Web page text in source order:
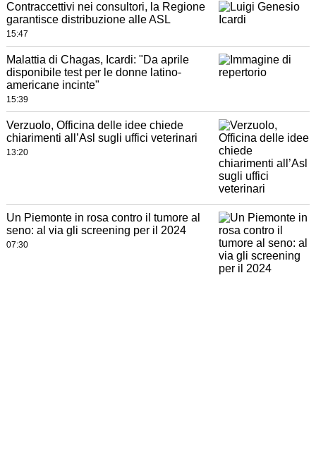
Contraccettivi nei consultori, la Regione
garantisce distribuzione alle ASL
15:47
Malattia di Chagas, Icardi: "Da aprile
disponibile test per le donne latino-
americane incinte"
15:39
Verzuolo, Officina delle idee chiede
chiarimenti all’Asl sugli uffici veterinari
13:20
Un Piemonte in rosa contro il tumore al
seno: al via gli screening per il 2024
07:30